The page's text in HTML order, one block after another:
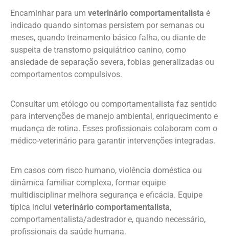
Encaminhar para um veterinário comportamentalista é
indicado quando sintomas persistem por semanas ou
meses, quando treinamento básico falha, ou diante de
suspeita de transtorno psiquiátrico canino, como
ansiedade de separação severa, fobias generalizadas ou
comportamentos compulsivos.
Consultar um etólogo ou comportamentalista faz sentido
para intervenções de manejo ambiental, enriquecimento e
mudança de rotina. Esses profissionais colaboram com o
médico-veterinário para garantir intervenções integradas.
Em casos com risco humano, violência doméstica ou
dinâmica familiar complexa, formar equipe
multidisciplinar melhora segurança e eficácia. Equipe
típica inclui veterinário comportamentalista,
comportamentalista/adestrador e, quando necessário,
profissionais da saúde humana.